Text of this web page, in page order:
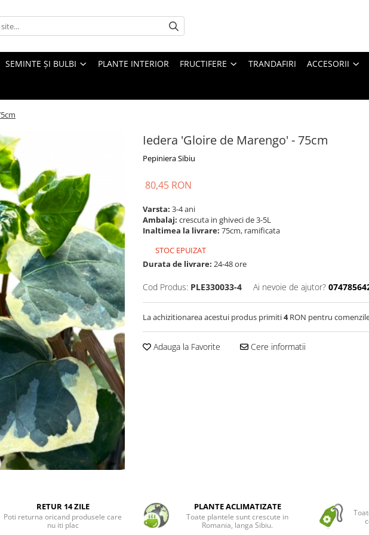
SEMINTE ȘI BULBI PLANTE INTERIOR FRUCTIFERE TRANDAFIRI ACCESORII
Iedera 'Gloire de Marengo' - 75cm
Pepiniera Sibiu
80,45 RON
Varsta: 3-4 ani
Ambalaj: crescuta in ghiveci de 3-5L
Inaltimea la livrare: 75cm, ramificata
STOC EPUIZAT
Durata de livrare: 24-48 ore
Cod Produs: PLE330033-4 Ai nevoie de ajutor?
La achizitionarea acestui produs primiti4RON pentru
Adauga la Favorite Cere informatii
RETUR 14 ZILE
Poti returna oricand produsele care
nu iti plac
PLANTE ACLIMATIZATE
Toate plantele sunt crescute in
Romania, langa Sibiu.